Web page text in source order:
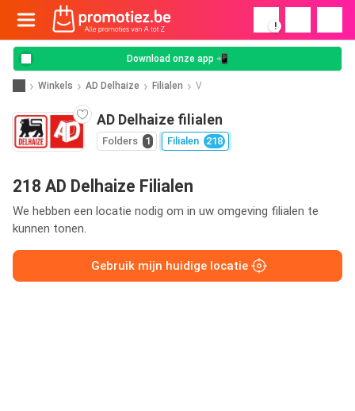
!
Download onze app 📲
Winkels AD Delhaize Filialen V
AD Delhaize filialen
Folders 1 Filialen 218
218 AD Delhaize Filialen
We hebben een locatie nodig om in uw omgeving filialen te
kunnen tonen.
Gebruik mijn huidige locatie